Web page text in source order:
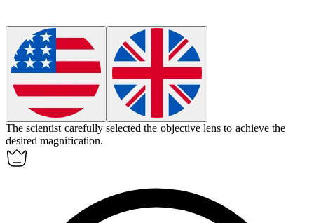
The scientist carefully selected the objective lens to achieve the
desired magnification.